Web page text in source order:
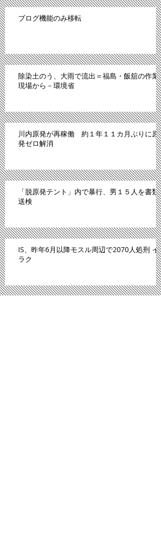
ブログ機能のみ移転
除染土のう、大雨で流出＝福島・飯舘の作業
現場から－環境省
川内原発が再稼働 約１年１１カ月ぶりに原
発ゼロ解消
「脱原発テント」内で暴行、男１５人を書類
送検
IS、昨年6月以降モスル周辺で2070人処刑 イ
ラク